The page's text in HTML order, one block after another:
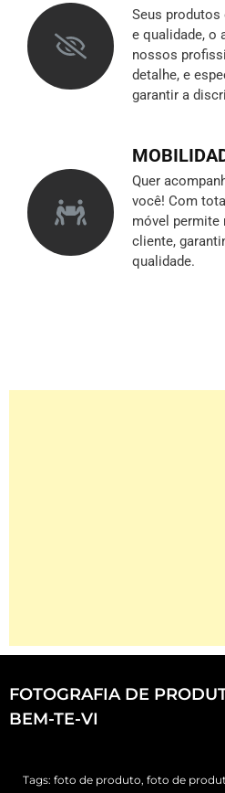
Seus
e qualidade, o
nossos
detalhe, e
garantir a
Quer
você! Com
móvel permite
cliente,
qualidade.
FOTOGRAFIA DE
BEM-TE-VI
Tags: foto de produto,foto de